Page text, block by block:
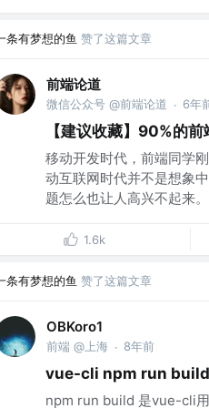
条有梦想的鱼 赞了这篇文章
前端论道
微信公众号 @前端论道 · 6年
【建议收藏】90%的
移动开发时代，前端同学
动互联网时代并不是想象
题怎么也让人高兴不起来
1.6k
条有梦想的鱼 赞了这篇文章
OBKoro1
前端 @上海 · 8年前
vue-cli npm run build
npm run build 是vue-cli